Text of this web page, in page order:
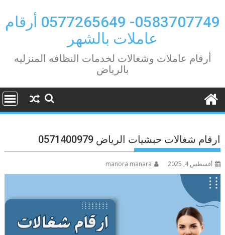
to
content
0583707749- 0577265649 أرقام
عاملات بالشهر
أرقام عاملات وشغالات لخدمات النظافه المنزليه
بالرياض
ارقام شغالات حبشيات الرياض 0571400979
أغسطس 4, 2025 manora manara